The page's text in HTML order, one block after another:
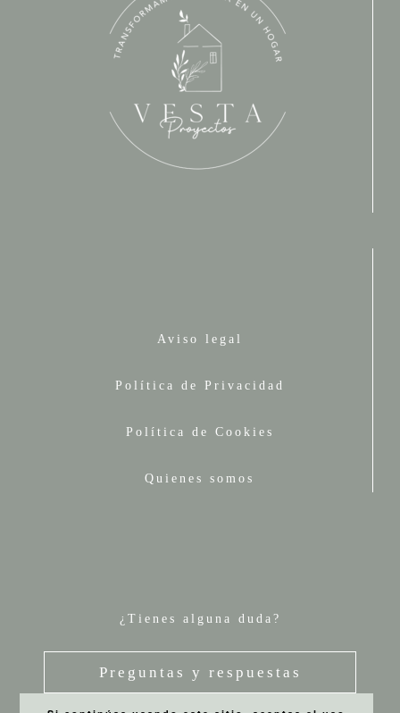
Aviso legal
Política de Privacidad
Política de Cookies
Quienes somos
¿Tienes alguna duda?
Preguntas y respuestas